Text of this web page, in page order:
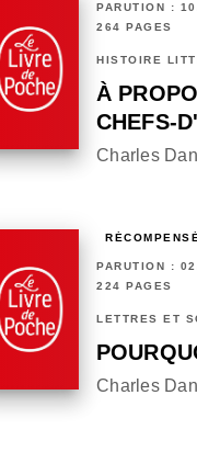
PARUTION :
264 PAGES
HISTOIRE
À
CHEFS-
Charles
RÉCOMPENSÉ
PARUTION :
224 PAGES
LETTRES ET
Charles